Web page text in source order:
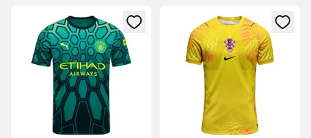
Megnyit egy modált a bejelentkezéshez vagy a tagként
Megnyit egy modált a